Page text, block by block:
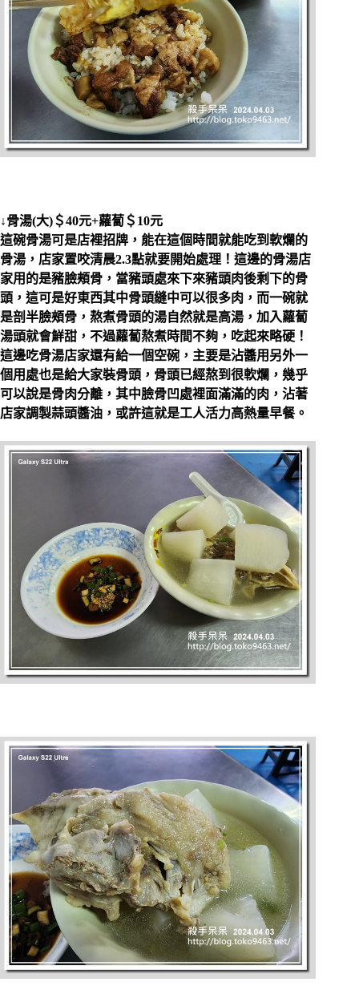
↓骨湯(大)＄40元+蘿蔔＄10元
這碗骨湯可是店裡招牌，能在這個時間就能吃到軟爛的
骨湯，店家置咬清晨2.3點就要開始處理！這邊的骨湯店
家用的是豬臉頰骨，當豬頭處來下來豬頭肉後剩下的骨
頭，這可是好東西其中骨頭縫中可以很多肉，而一碗就
是剖半臉頰骨，熬煮骨頭的湯自然就是高湯，加入蘿蔔
湯頭就會鮮甜，不過蘿蔔熬煮時間不夠，吃起來略硬！
這邊吃骨湯店家還有給一個空碗，主要是沾醬用另外一
個用處也是給大家裝骨頭，骨頭已經熬到很軟爛，幾乎
可以說是骨肉分離，其中臉骨凹處裡面滿滿的肉，沾著
店家調製蒜頭醬油，或許這就是工人活力高熱量早餐。